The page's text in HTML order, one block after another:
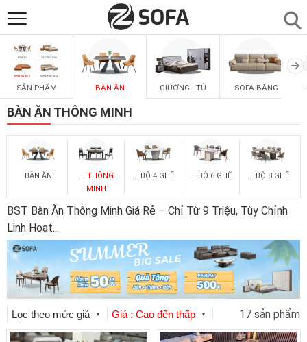
SẢN PHẨM
SOFAS
PHÒNG ĂN
PHÒNG NGỦ
PHÒNG KHÁCH
LIÊN HỆ
SẢN PHẨM BÀN ĂN GIƯỜNG - TỦ SOFA BĂNG
BÀN ĂN THÔNG MINH
BÀN ĂN
... THÔNG
MINH
... BỘ 4 GHẾ ... BỘ 6 GHẾ ... BỘ 8 GHẾ
BST Bàn Ăn Thông Minh Giá Rẻ – Chỉ Từ 9 Triệu, Tùy Chỉnh
Linh Hoạt...
Lọc theo mức giá ▼ Giá : Cao đến thấp ▼ 17 sản phẩm